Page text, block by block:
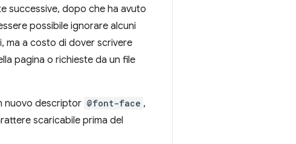
successive, dopo che ha avuto
possibile ignorare alcuni
ma a costo di dover scrivere
pagina o richieste da un file
nuovo descriptor @font-face ,
scaricabile prima del